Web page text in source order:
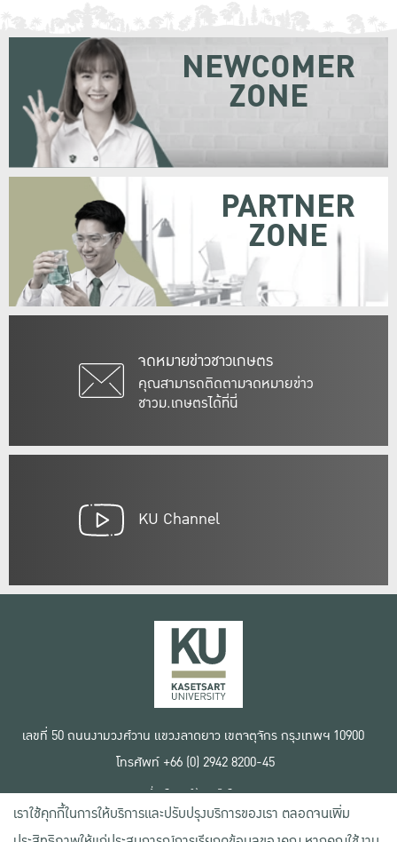
จดหมายข่าวชาวเกษตร
คุณสามารถติดตามจดหมายข่าว
ชาวม.เกษตรได้ที่นี่
NEWCOMER
ZONE
PARTNER
ZONE
KU Channel
เลขที่ 50 ถนนงามวงศ์วาน แขวงลาดยาว เขตจตุจักร กรุงเทพฯ 10900
โทรศัพท์ +66 (0) 2942 8200-45
เงื่อนไขการใช้งานเว็บไซต์
ข้อตกลงด้านสิทธิ์ใช้งาน
นโยบายความเป็นส่วนตัว
เราใช้คุกกี้ในการให้บริการและปรับปรุงบริการของเรา ตลอดจนเพิ่ม